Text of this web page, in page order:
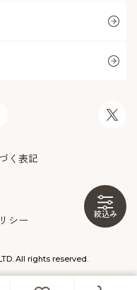
絞込み
く表記
シー
All rights reserved.